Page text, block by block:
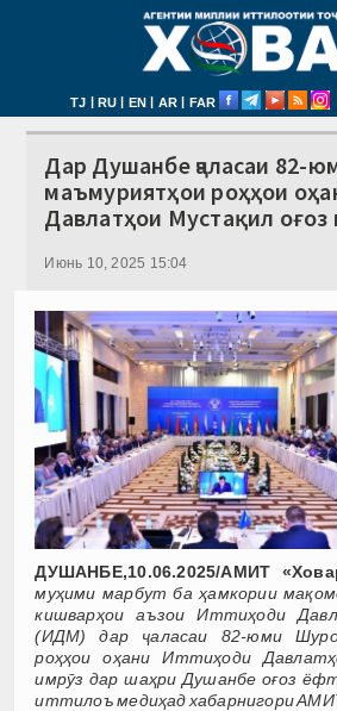
TJ | RU | EN | AR | FAR
Дар Душанбе ҷаласаи 82-
маъмуриятҳои роҳҳои
Давлатҳои Мустақил оғоз
Июнь 10, 2025 15:04
ДУШАНБЕ,10.06.2025/АМИТ
муҳими марбут ба ҳамкории
кишварҳои аъзои Иттиҳоди
(ИДМ) дар ҷаласаи 82-юми
роҳҳои оҳани Иттиҳоди
имрӯз дар шаҳри Душанбе оғоз
иттилоъ медиҳад хабарнигори